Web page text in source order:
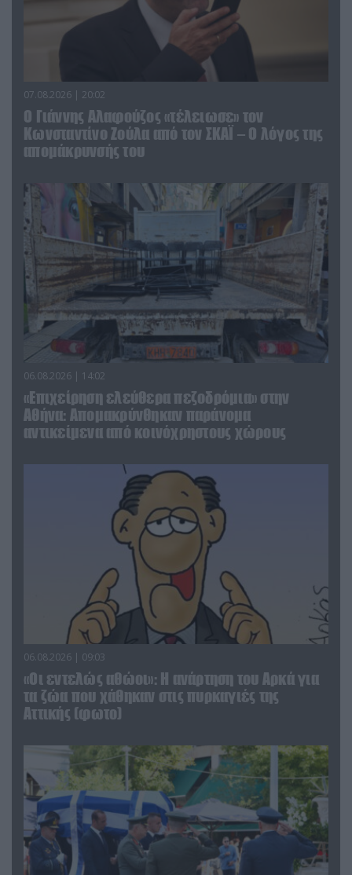
07.08.2026 | 20:02
Ο Γιάννης Αλαφούζος «τέλειωσε» τον
Κωνσταντίνο Ζούλα από τον ΣΚΑΪ – Ο λόγος της
απομάκρυνσής του
06.08.2026 | 14:02
«Επιχείρηση ελεύθερα πεζοδρόμια» στην
Αθήνα: Απομακρύνθηκαν παράνομα
αντικείμενα από κοινόχρηστους χώρους
06.08.2026 | 09:03
«Οι εντελώς αθώοι»: Η ανάρτηση του Αρκά για
τα ζώα που χάθηκαν στις πυρκαγιές της
Αττικής (φωτο)